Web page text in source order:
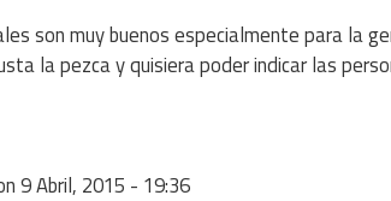
son muy buenos especialmente para la
la pezca y quisiera poder indicar las
9 Abril, 2015 - 19:36